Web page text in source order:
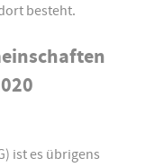
besteht.
ist es übrigens